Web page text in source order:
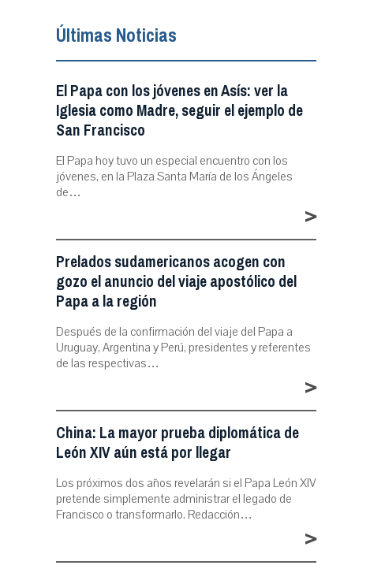
Últimas Noticias
El Papa con los jóvenes en Asís: ver la
Iglesia como Madre, seguir el ejemplo de
San Francisco
El Papa hoy tuvo un especial encuentro con los
jóvenes, en la Plaza Santa María de los Ángeles
de…
>
Prelados sudamericanos acogen con
gozo el anuncio del viaje apostólico del
Papa a la región
Después de la confirmación del viaje del Papa a
Uruguay, Argentina y Perú, presidentes y referentes
de las respectivas…
>
China: La mayor prueba diplomática de
León XIV aún está por llegar
Los próximos dos años revelarán si el Papa León XIV
pretende simplemente administrar el legado de
Francisco o transformarlo. Redacción…
>